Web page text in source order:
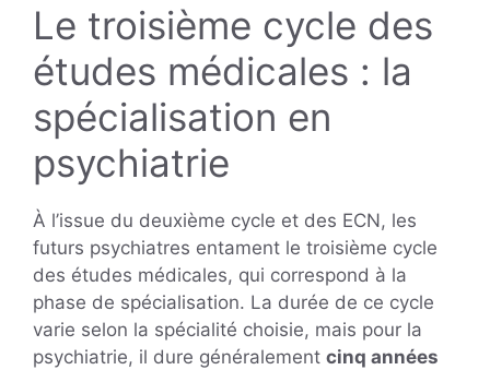
Le troisième cycle des
études médicales : la
spécialisation en
psychiatrie
À l’issue du deuxième cycle et des ECN, les
futurs psychiatres entament le troisième cycle
des études médicales, qui correspond à la
phase de spécialisation. La durée de ce cycle
varie selon la spécialité choisie, mais pour la
psychiatrie, il dure généralement cinq années